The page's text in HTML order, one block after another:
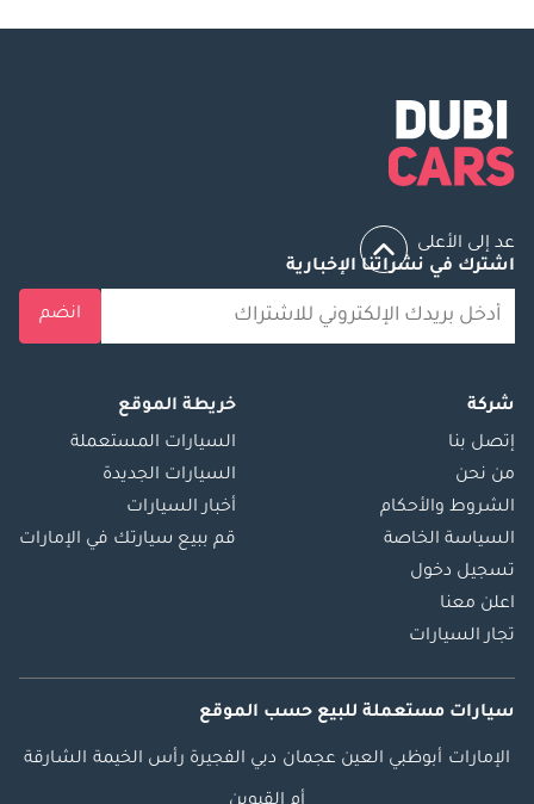
عد إلى الأعلى
اشترك في نشراتنا الإخبارية
انضم
شركة
إتصل بنا
من نحن
الشروط والأحكام
السياسة الخاصة
تسجيل دخول
اعلن معنا
تجار السيارات
خريطة الموقع
السيارات المستعملة
السيارات الجديدة
أخبار السيارات
قم ببيع سيارتك في الإمارات
سيارات مستعملة للبيع حسب الموقع
الإمارات أبوظبي العين عجمان دبي الفجيرة رأس الخيمة الشارقة